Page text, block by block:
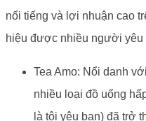
nổi tiếng và lợi nhuận cao
hiệu được nhiều người yêu
Tea Amo: Nổi danh
nhiều loại đồ uống
là tôi yêu bạn) đã trở